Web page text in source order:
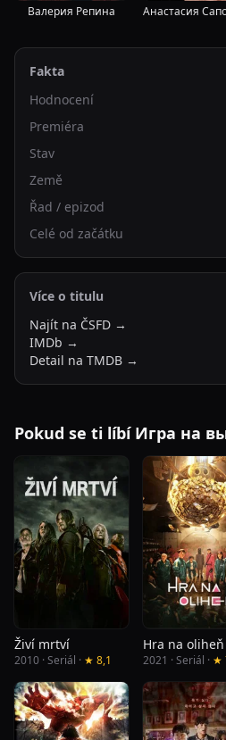
Валерия Репина
Fakta
Hodnocení
Premiéra
Stav
Země
Řad / epizod
Celé od začátku
Více o titulu
Najít na ČSFD →
IMDb →
Detail na TMDB →
Pokud se ti líbí Игра на
Živí mrtví
2010 · Seriál · ★ 8,1
Hra na oliheň
2021 · Seriál · ★